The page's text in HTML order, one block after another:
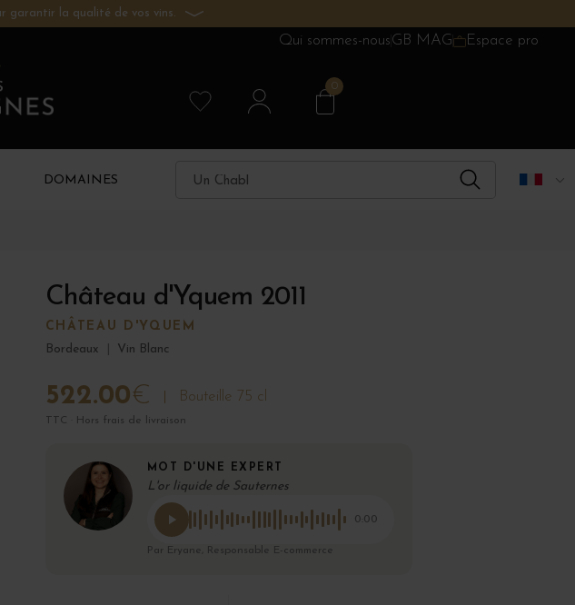
garantir la qualité de vos vins.
Qui sommes-nousGB MAG Espace pro
0
DOMAINES
Château d'Yquem 2011
CHÂTEAU D'YQUEM
Bordeaux
Vin Blanc
522.00€ Bouteille 75 cl
TTC · Hors frais de livraison
MOT D'UNE EXPERT
L'or liquide de Sauternes
0:00
Par Eryane, Responsable E-commerce